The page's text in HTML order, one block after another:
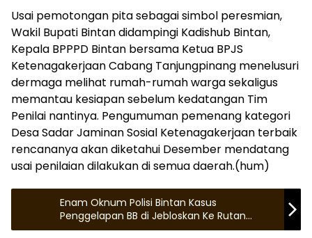
Usai pemotongan pita sebagai simbol peresmian,
Wakil Bupati Bintan didampingi Kadishub Bintan,
Kepala BPPPD Bintan bersama Ketua BPJS
Ketenagakerjaan Cabang Tanjungpinang menelusuri
dermaga melihat rumah-rumah warga sekaligus
memantau kesiapan sebelum kedatangan Tim
Penilai nantinya. Pengumuman pemenang kategori
Desa Sadar Jaminan Sosial Ketenagakerjaan terbaik
rencananya akan diketahui Desember mendatang
usai penilaian dilakukan di semua daerah.(hum)
Enam Oknum Polisi Bintan Kasus
Penggelapan BB di Jebloskan Ke Rutan
Tanjungpinang